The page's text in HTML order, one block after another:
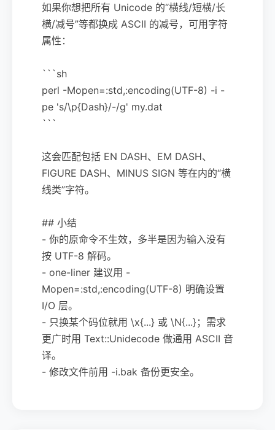
如果你想把所有 Unicode 的“横线/短横/长
横/减号”等都换成 ASCII 的减号，可用字符
属性：
```sh
perl -Mopen=:std,:encoding(UTF-8) -i -
pe 's/\p{Dash}/-/g' my.dat
```
这会匹配包括 EN DASH、EM DASH、
FIGURE DASH、MINUS SIGN 等在内的“横
线类”字符。
## 小结
- 你的原命令不生效，多半是因为输入没有
按 UTF-8 解码。
- one-liner 建议用 -
Mopen=:std,:encoding(UTF-8) 明确设置
I/O 层。
- 只换某个码位就用 \x{...} 或 \N{...}；需求
更广时用 Text::Unidecode 做通用 ASCII 音
译。
- 修改文件前用 -i.bak 备份更安全。